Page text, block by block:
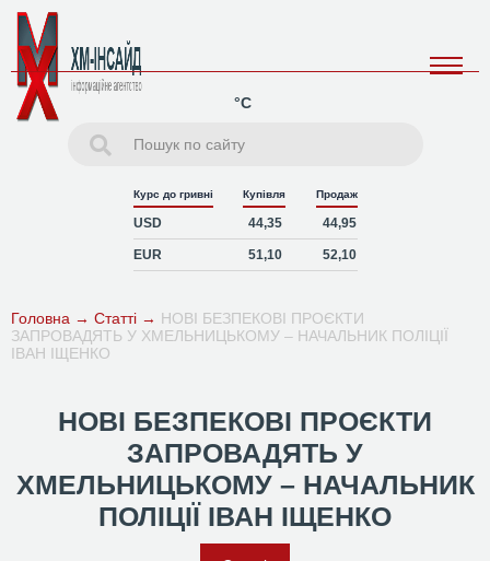
°C
Курс до гривні Купівля Продаж
USD 44,35 44,95
EUR 51,10 52,10
Головна → Статті → НОВІ БЕЗПЕКОВІ ПРОЄКТИ
ЗАПРОВАДЯТЬ У ХМЕЛЬНИЦЬКОМУ – НАЧАЛЬНИК ПОЛІЦІЇ
ІВАН ІЩЕНКО
НОВІ БЕЗПЕКОВІ ПРОЄКТИ
ЗАПРОВАДЯТЬ У
ХМЕЛЬНИЦЬКОМУ – НАЧАЛЬНИК
ПОЛІЦІЇ ІВАН ІЩЕНКО